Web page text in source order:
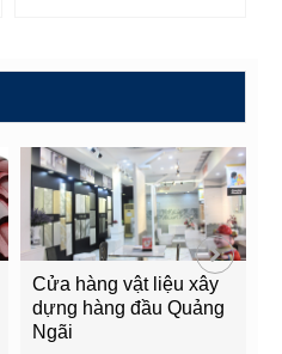
Cửa hàng vật liệu xây
dựng hàng đầu Quảng
Ngãi